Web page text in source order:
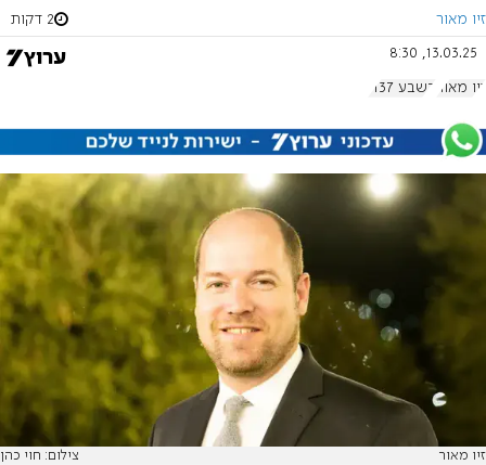
זיו מאור 2 דקות
13.03.25, 8:30
זיו מאור בשבע 1137
זיו מאור צילום: חוי כהן